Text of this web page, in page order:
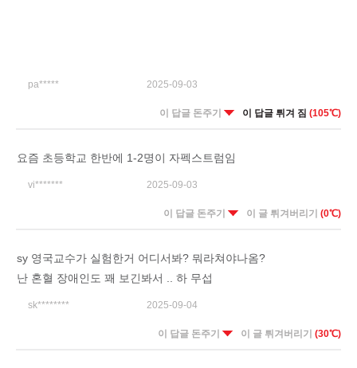
pa***** 2025-09-03
이 답글 돈주기 이 답글 튀겨 짐 (105℃)
요즘 초등학교 한반에 1-2명이 자펙스트럼임
vi******* 2025-09-03
이 답글 돈주기 이 글 튀겨버리기 (0℃)
sy 영국교수가 실험한거 어디서봐? 뭐라쳐야나옴?
난 혼혈 장애인도 꽤 보긴봐서 .. 하 무섭
sk******** 2025-09-04
이 답글 돈주기 이 글 튀겨버리기 (30℃)